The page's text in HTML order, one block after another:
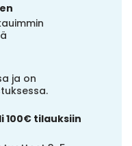
ja on
100€ tilauksiin